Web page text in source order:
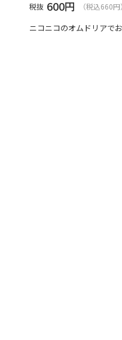
税抜 600円 （税込660円）
ニコニコのオムドリアで